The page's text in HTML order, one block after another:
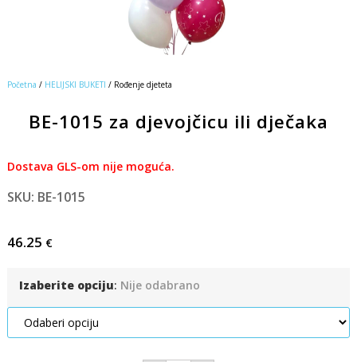
Početna / HELIJSKI BUKETI / Rođenje djeteta
BE-1015 za djevojčicu ili dječaka
Dostava GLS-om nije moguća.
SKU: BE-1015
46.25 €
Izaberite opciju: Nije odabrano